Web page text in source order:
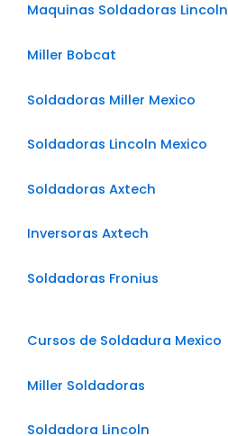
Maquinas Soldadoras Lincoln
Miller Bobcat
Soldadoras Miller Mexico
Soldadoras Lincoln Mexico
Soldadoras Axtech
Inversoras Axtech
Soldadoras Fronius
Cursos de Soldadura Mexico
Miller Soldadoras
Soldadora Lincoln